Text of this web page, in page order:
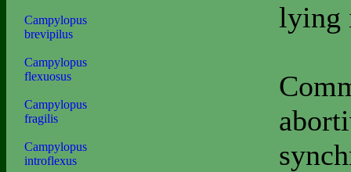
Campylopus
brevipilus
Campylopus
flexuosus
Campylopus
fragilis
Campylopus
introflexus
lying